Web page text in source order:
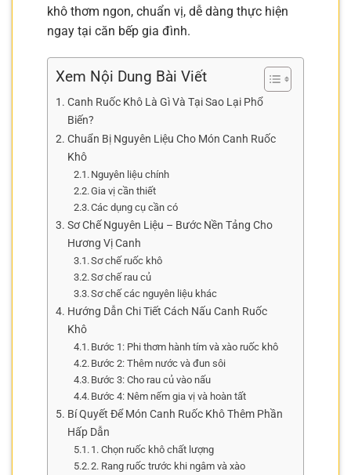
khô thơm ngon, chuẩn vị, dễ dàng thực hiện
ngay tại căn bếp gia đình.
Xem Nội Dung Bài Viết
Canh Ruốc Khô Là Gì Và Tại Sao Lại Phổ
Biến?
Chuẩn Bị Nguyên Liệu Cho Món Canh Ruốc
Khô
Nguyên liệu chính
Gia vị cần thiết
Các dụng cụ cần có
Sơ Chế Nguyên Liệu – Bước Nền Tảng Cho
Hương Vị Canh
Sơ chế ruốc khô
Sơ chế rau củ
Sơ chế các nguyên liệu khác
Hướng Dẫn Chi Tiết Cách Nấu Canh Ruốc
Khô
Bước 1: Phi thơm hành tím và xào ruốc khô
Bước 2: Thêm nước và đun sôi
Bước 3: Cho rau củ vào nấu
Bước 4: Nêm nếm gia vị và hoàn tất
Bí Quyết Để Món Canh Ruốc Khô Thêm Phần
Hấp Dẫn
1. Chọn ruốc khô chất lượng
2. Rang ruốc trước khi ngâm và xào